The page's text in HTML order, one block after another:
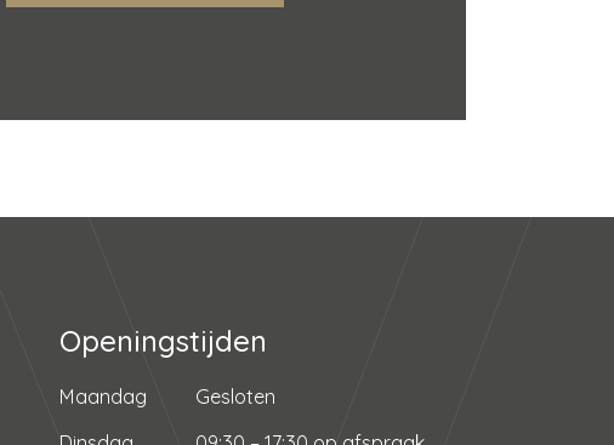
Openingstijden
Maandag
Gesloten